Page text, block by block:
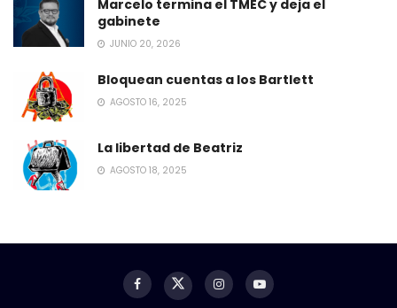
Marcelo termina el TMEC y deja el
gabinete
JUNIO 20, 2026
Bloquean cuentas a los Bartlett
AGOSTO 16, 2025
La libertad de Beatriz
AGOSTO 18, 2025